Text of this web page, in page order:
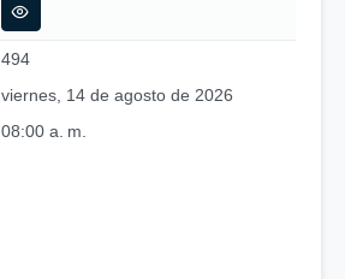
494
viernes, 14 de agosto de 2026
08:00 a. m.